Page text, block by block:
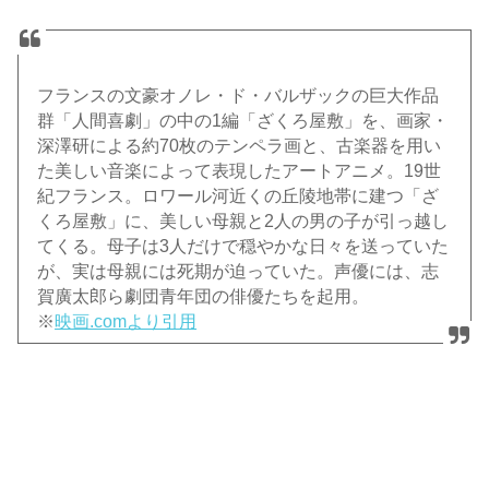
フランスの文豪オノレ・ド・バルザックの巨大作品
群「人間喜劇」の中の1編「ざくろ屋敷」を、画家・
深澤研による約70枚のテンペラ画と、古楽器を用い
た美しい音楽によって表現したアートアニメ。19世
紀フランス。ロワール河近くの丘陵地帯に建つ「ざ
くろ屋敷」に、美しい母親と2人の男の子が引っ越し
てくる。母子は3人だけで穏やかな日々を送っていた
が、実は母親には死期が迫っていた。声優には、志
賀廣太郎ら劇団青年団の俳優たちを起用。
※映画.comより引用